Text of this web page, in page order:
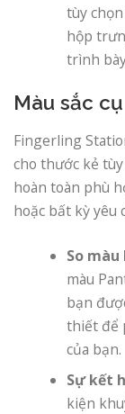
tùy
hộp
trình
Màu sắc
Fingerling
cho thước kẻ
hoàn toàn phù
hoặc bất kỳ yêu
So
màu
bạn
thiết để
của bạn.
Sự kết
kiện